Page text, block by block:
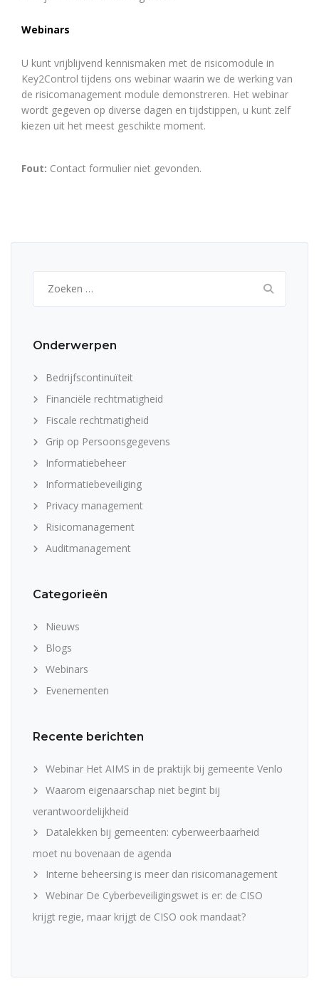
Webinars
U kunt vrijblijvend kennismaken met de risicomodule in
Key2Control tijdens ons webinar waarin we de werking van
de risicomanagement module demonstreren. Het webinar
wordt gegeven op diverse dagen en tijdstippen, u kunt zelf
kiezen uit het meest geschikte moment.
Fout: Contact formulier niet gevonden.
naar:
Onderwerpen
Bedrijfscontinuïteit
Financiële rechtmatigheid
Fiscale rechtmatigheid
Grip op Persoonsgegevens
Informatiebeheer
Informatiebeveiliging
Privacy management
Risicomanagement
Auditmanagement
Categorieën
Nieuws
Blogs
Webinars
Evenementen
Recente berichten
Webinar Het AIMS in de praktijk bij gemeente Venlo
Waarom eigenaarschap niet begint bij
verantwoordelijkheid
Datalekken bij gemeenten: cyberweerbaarheid
moet nu bovenaan de agenda
Interne beheersing is meer dan risicomanagement
Webinar De Cyberbeveiligingswet is er: de CISO
krijgt regie, maar krijgt de CISO ook mandaat?